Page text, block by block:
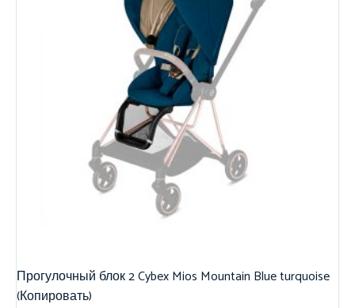
Прогулочный блок 2 Cybex Mios Mountain Blue turquoise
(Копировать)